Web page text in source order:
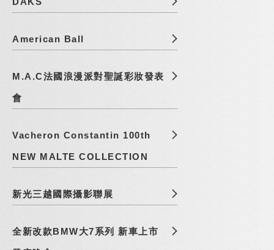
American Ball
M.A.C法國浪漫派對聖誕彩妝發表
會
Vacheron Constantin 100th
NEW MALTE COLLECTION
新光三越國際攝影聯展
全新改款BMW大7系列 新車上市